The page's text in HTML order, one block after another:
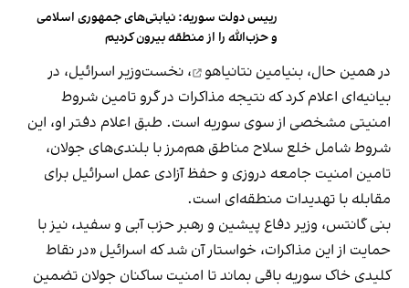
رییس دولت سوریه: نیابتی‌های جمهوری اسلامی
و حزب‌الله را از منطقه بیرون کردیم
در همین حال، بنیامین نتانیاهو
، نخست‌وزیر اسرائیل، در
بیانیه‌ای اعلام کرد که نتیجه مذاکرات در گرو تامین شروط
امنیتی مشخصی از سوی سوریه است. طبق اعلام دفتر او، این
شروط شامل خلع سلاح مناطق هم‌مرز با بلندی‌های جولان،
تامین امنیت جامعه دروزی و حفظ آزادی عمل اسرائیل برای
مقابله با تهدیدات منطقه‌ای است.
بنی گانتس، وزیر دفاع پیشین و رهبر حزب آبی و سفید، نیز با
حمایت از این مذاکرات، خواستار آن شد که اسرائیل «در نقاط
کلیدی خاک سوریه باقی بماند تا امنیت ساکنان جولان تضمین